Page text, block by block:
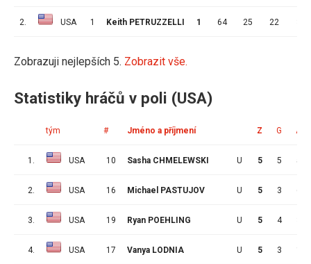
2. USA 1 Keith PETRUZZELLI 1 64 25 22
Zobrazuji nejlepších 5. Zobrazit vše.
Statistiky hráčů v poli (USA)
tým # Jméno a příjmení Z G A
1. USA 10 Sasha CHMELEWSKI U 5 5 5
2. USA 16 Michael PASTUJOV U 5 3 6
3. USA 19 Ryan POEHLING U 5 4
4. USA 17 Vanya LODNIA U 5 3